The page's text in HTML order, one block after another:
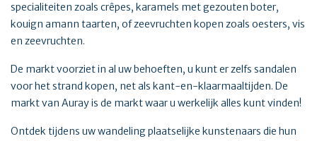
specialiteiten zoals crêpes, karamels met gezouten boter,
kouign amann taarten, of zeevruchten kopen zoals oesters, vis
en zeevruchten.
De markt voorziet in al uw behoeften, u kunt er zelfs sandalen
voor het strand kopen, net als kant-en-klaarmaaltijden. De
markt van Auray is de markt waar u werkelijk alles kunt vinden!
Ontdek tijdens uw wandeling plaatselijke kunstenaars die hun